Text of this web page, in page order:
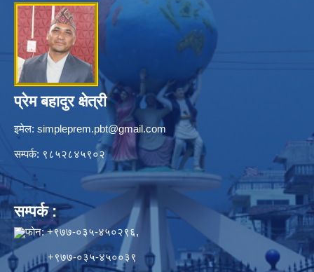
प्रेम बहादुर क्षेत्री
इमेल: simpleprem.pbt@gmail.com
सम्पर्क: ९८५२८४५९०२
सम्पर्क :
फोन: +९७७-०३५-४५०२९६,
+९७७-०३५-४५००३९